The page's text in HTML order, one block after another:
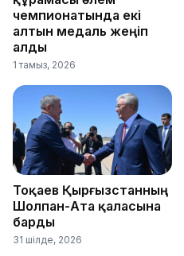
чемпионатында екі
алтын медаль жеңіп
алды
1 тамыз, 2026
Тоқаев Қырғызстанның
Шолпан-Ата қаласына
барды
31 шілде, 2026